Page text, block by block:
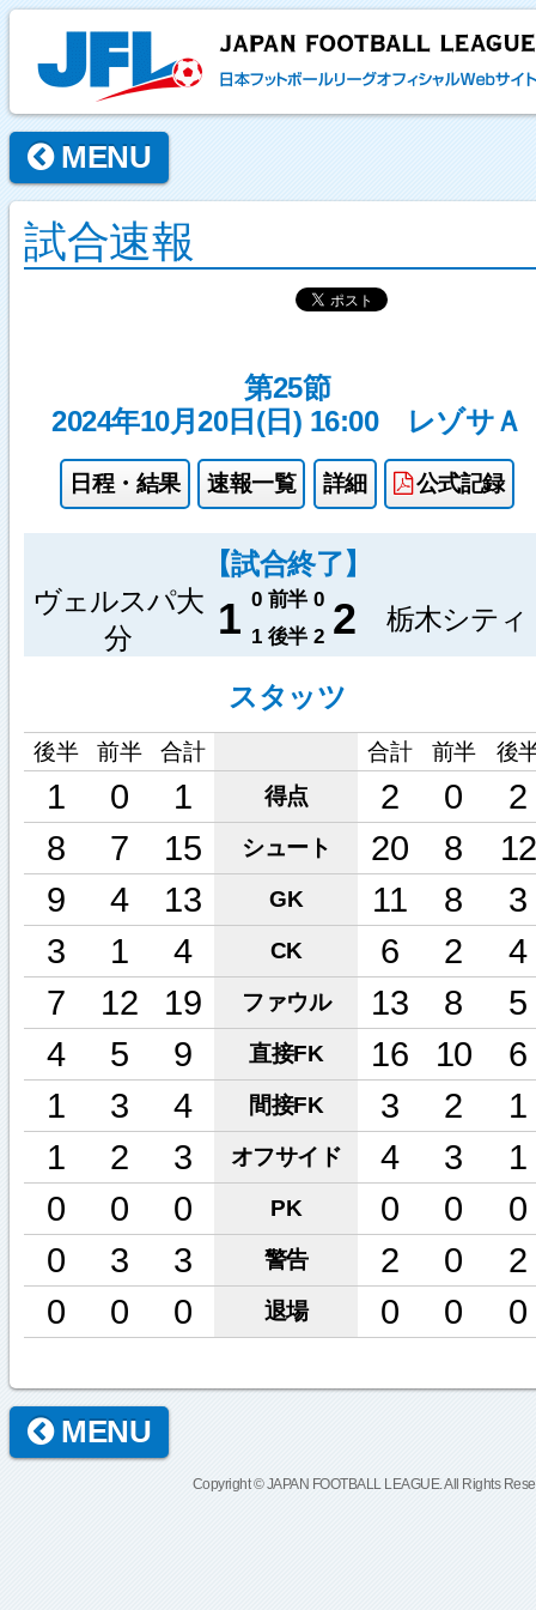
MENU
試合速報
第25節
2024年10月20日(日) 16:00
レゾサＡ
日程・結果 速報一覧 詳細 公式記録
【試合終了】
ヴェルスパ大
分
1 0 前半 0 2 栃木シティ
1 後半 2
スタッツ
後半 前半 合計 合計 前半 後
1 0 1 得点 2 0
2
8
7 15 シュート 20 8
12
9
4 13 GK 11 8
3
3
1 4 CK 6 2
4
7
12 19 ファウル 13 8
5
4
5 9 直接FK 16 10
6
1
3 4 間接FK 3 2
1
1
2 3 オフサイド 4 3
1
0
0 0 PK 0 0
0
0
3 3 警告 2 0
2
0
0 0 退場 0 0 0
MENU
Copyright © JAPAN FOOTBALL LEAGUE. All Rights